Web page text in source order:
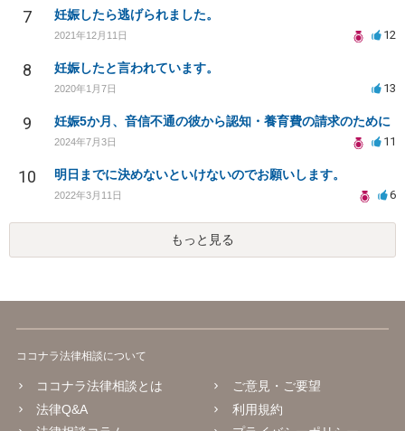
7 妊娠したら逃げられました。
2021年12月11日 12
8 妊娠したと言われています。
2020年1月7日 13
9 妊娠5か月、音信不通の彼から認知・養育費の請求のために
2024年7月3日 11
10 明日までに決めないといけないのでお願いします。
2022年3月11日 6
もっと見る
ココナラ法律相談について
ココナラ法律相談とは
法律Q&A
ご意見・ご要望
利用規約